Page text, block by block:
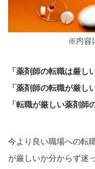
「薬剤師の転職は厳し
「薬剤師の転職が厳し
「転職が厳しい薬剤師
今より良い職場への転
が厳しいか分からず迷